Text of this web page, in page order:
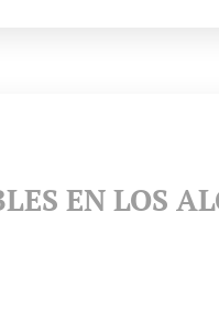
EN LOS